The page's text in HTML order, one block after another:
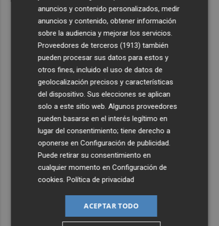
anuncios y contenido personalizados, medir
anuncios y contenido, obtener información
sobre la audiencia y mejorar los servicios.
Proveedores de terceros (1913) también
pueden procesar sus datos para estos y
otros fines, incluido el uso de datos de
geolocalización precisos y características
del dispositivo. Sus elecciones se aplican
solo a este sitio web. Algunos proveedores
pueden basarse en el interés legítimo en
lugar del consentimiento; tiene derecho a
oponerse enConfiguración de publicidad.
Puede retirar su consentimiento en
cualquier momento enConfiguración de
cookies.Política de privacidad
ACEPTAR TODO